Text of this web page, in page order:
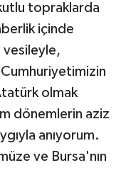
topraklarda
içinde
vesileyle,
olmak
dönemlerin aziz
anıyorum.
ve Bursa'nın